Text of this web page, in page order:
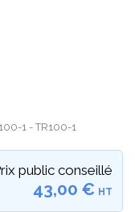
1 - TR100-1
public conseillé
43,00 € HT